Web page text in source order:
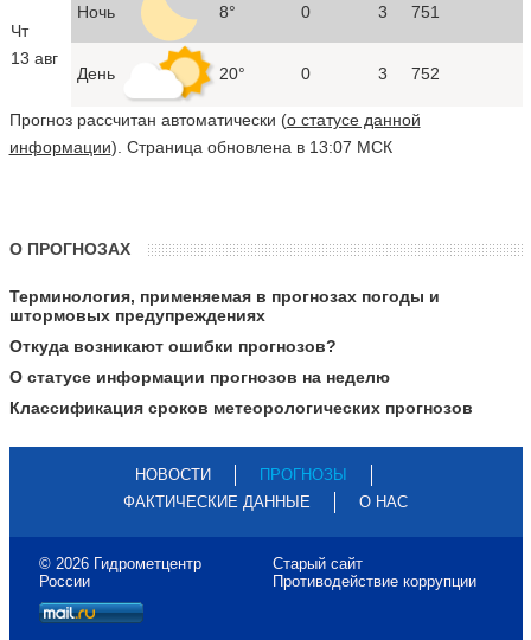
Чт
13 авг
Ночь 8° 0 3 751
День 20° 0 3 752
Прогноз рассчитан автоматически (о статусе данной
информации). Страница обновлена в 13:07 МСК
О ПРОГНОЗАХ
Терминология, применяемая в прогнозах погоды и
штормовых предупреждениях
Откуда возникают ошибки прогнозов?
О статусе информации прогнозов на неделю
Классификация сроков метеорологических прогнозов
НОВОСТИ
ПРОГНОЗЫ
ФАКТИЧЕСКИЕ ДАННЫЕ
О НАС
© 2026 Гидрометцентр
России
Старый сайт
Противодействие коррупции